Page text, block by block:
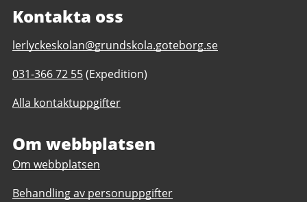
Kontakta oss
E-
till
Lerlyckeskolan
F-
lerlyckeskolan@grundskola.goteborg.se
Telefonnummer
Lerlyckeskolan
6
031-366 72 55(Expedition)
Alla kontaktuppgifter
Om webbplatsen
Om webbplatsen
Behandling av personuppgifter